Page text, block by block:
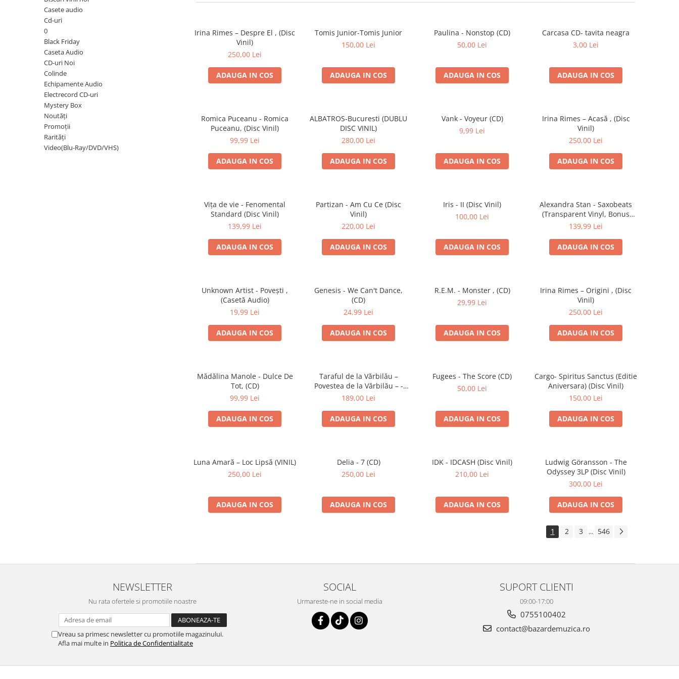
Viniluri Românești
Colecția Electrecord
Casete audio
Cd-uri
0
Black Friday
Caseta Audio
CD-uri Noi
Colinde
Echipamente Audio
Electrecord CD-uri
Mystery Box
Noutăți
Promoții
Rarități
Video(Blu-Ray/DVD/VHS)
Irina Rimes – Despre El , (Disc
Vinil)
250,00 Lei
ADAUGA IN COS
Tomis Junior-Tomis Junior
150,00 Lei
ADAUGA IN COS
Paulina - Nonstop (CD)
50,00 Lei
ADAUGA IN COS
Carcasa CD- tavita neagra
3,00 Lei
ADAUGA IN COS
Romica Puceanu - Romica
Puceanu, (Disc Vinil)
99,99 Lei
ADAUGA IN COS
ALBATROS-Bucuresti (DUBLU
DISC VINIL)
280,00 Lei
ADAUGA IN COS
Vank - Voyeur (CD)
9,99 Lei
ADAUGA IN COS
Irina Rimes – Acasă , (Disc
Vinil)
250,00 Lei
ADAUGA IN COS
Vița de vie - Fenomental
Standard (Disc Vinil)
139,99 Lei
ADAUGA IN COS
Partizan - Am Cu Ce (Disc
Vinil)
220,00 Lei
ADAUGA IN COS
Iris - II (Disc Vinil)
100,00 Lei
ADAUGA IN COS
Alexandra Stan - Saxobeats
(Transparent Vinyl, Bonus
Tracks) ) (Disc Vinil)
139,99 Lei
ADAUGA IN COS
Unknown Artist - Povești ,
(Casetă Audio)
19,99 Lei
ADAUGA IN COS
Genesis - We Can't Dance,
(CD)
24,99 Lei
ADAUGA IN COS
R.E.M. - Monster , (CD)
29,99 Lei
ADAUGA IN COS
Irina Rimes – Origini , (Disc
Vinil)
250,00 Lei
ADAUGA IN COS
Mădălina Manole - Dulce De
Tot, (CD)
99,99 Lei
ADAUGA IN COS
Taraful de la Vărbilău –
Povestea de la Vărbilău – -
Electrecord, (Disc Vinil)
189,00 Lei
ADAUGA IN COS
Fugees - The Score (CD)
50,00 Lei
ADAUGA IN COS
Cargo- Spiritus Sanctus (Editie
Aniversara) (Disc Vinil)
150,00 Lei
ADAUGA IN COS
Luna Amară – Loc Lipsă (VINIL)
250,00 Lei
ADAUGA IN COS
Delia - 7 (CD)
250,00 Lei
ADAUGA IN COS
IDK - IDCASH (Disc Vinil)
210,00 Lei
ADAUGA IN COS
Ludwig Göransson - The
Odyssey 3LP (Disc Vinil)
300,00 Lei
ADAUGA IN COS
1 2 3 ... 546
NEWSLETTER
Nu rata ofertele si promotiile noastre
Vreau sa primesc newsletter cu promotiile magazinului.
Afla mai multe in Politica de Confidentialitate
SOCIAL
Urmareste-ne in social media
SUPORT CLIENTI
09:00-17:00
0755100402
contact@bazardemuzica.ro